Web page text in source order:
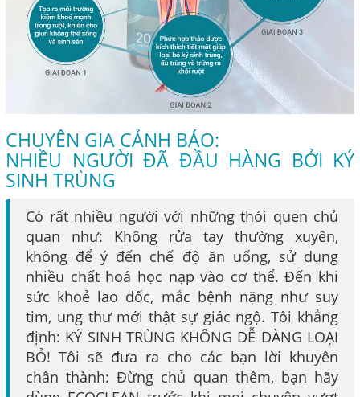
CHUYÊN GIA CẢNH BÁO:
NHIỀU NGƯỜI ĐÃ ĐẦU HÀNG BỞI KÝ
SINH TRÙNG
Có rất nhiều người với những thói quen chủ
quan như: Không rửa tay thường xuyên,
không để ý đến chế độ ăn uống, sử dụng
nhiều chất hoá học nạp vào cơ thể. Đến khi
sức khoẻ lao dốc, mắc bệnh nặng như suy
tim, ung thư mới thật sự giác ngộ. Tôi khẳng
định: KÝ SINH TRÙNG KHÔNG DỄ DÀNG LOẠI
BỎ! Tôi sẽ đưa ra cho các bạn lời khuyên
chân thành: Đừng chủ quan thêm, bạn hãy